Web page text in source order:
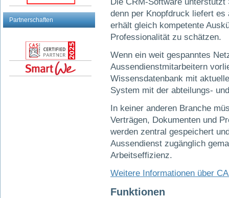
Partnerschaften
denn per Knopfdruck liefert
erhält gleich kompetente
Professionalität zu schätzen.
Wenn ein weit gespanntes
Aussendienstmitarbeitern
Wissensdatenbank mit
System mit der abteilungs-
In keiner anderen Branche
Verträgen, Dokumenten und
werden zentral gespeichert
Aussendienst zugänglich
Arbeitseffizienz.
Weitere Informationen über
Funktionen